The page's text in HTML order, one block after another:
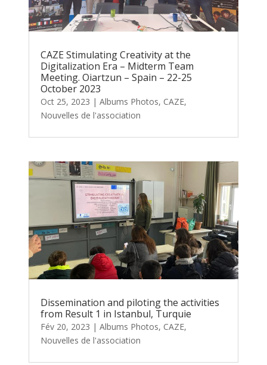
CAZE Stimulating Creativity at the
Digitalization Era – Midterm Team
Meeting. Oiartzun – Spain – 22-25
October 2023
Oct 25, 2023 |Albums Photos, CAZE,
Nouvelles de l'association
Dissemination and piloting the activities
from Result 1 in Istanbul, Turquie
Fév 20, 2023 |Albums Photos, CAZE,
Nouvelles de l'association